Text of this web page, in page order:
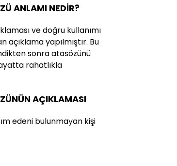
ANLAMI NEDİR?
ve doğru kullanımı
açıklama yapılmıştır. Bu
sonra atasözünü
rahatlıkla
AÇIKLAMASI
edeni bulunmayan kişi